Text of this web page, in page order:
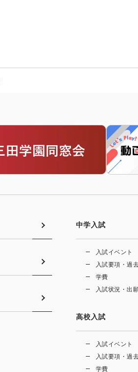
中学入試
入試イベント
入試要項・過
学費
入試状況・出
高校入試
入試イベント
入試要項・過
学費